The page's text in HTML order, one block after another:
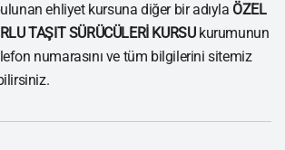
ehliyet kursuna diğer bir adıyla ÖZEL
TAŞIT SÜRÜCÜLERİ KURSUkurumunun
numarasını ve tüm bilgilerini sitemiz